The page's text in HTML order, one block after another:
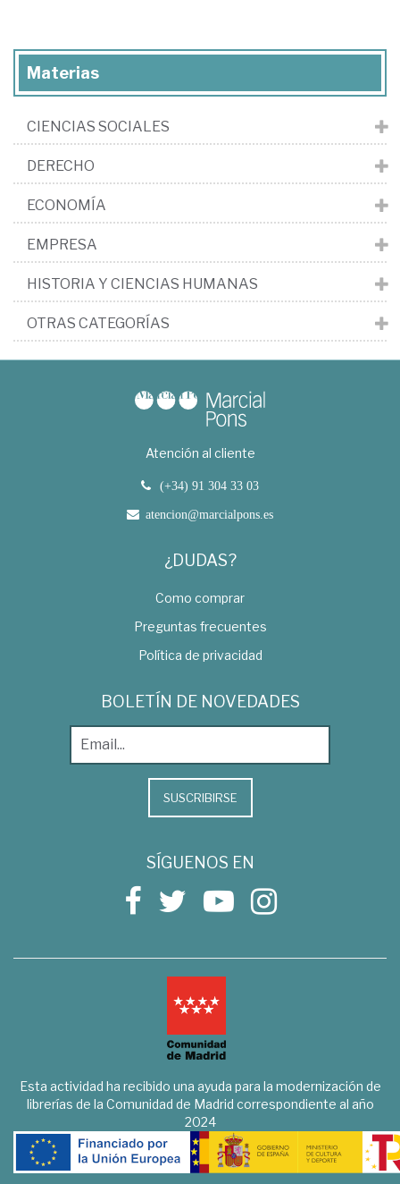
Materias
CIENCIAS SOCIALES
DERECHO
ECONOMÍA
EMPRESA
HISTORIA Y CIENCIAS HUMANAS
OTRAS CATEGORÍAS
Atención al cliente
(+34) 91 304 33 03
atencion@marcialpons.es
¿DUDAS?
Como comprar
Preguntas frecuentes
Política de privacidad
BOLETÍN DE NOVEDADES
SUSCRIBIRSE
SÍGUENOS EN
Esta actividad ha recibido una ayuda para la modernización de
librerías de la Comunidad de Madrid correspondiente al año
2024